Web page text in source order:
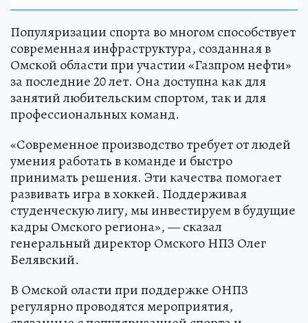
Популяризации спорта во многом способствует
современная инфраструктура, созданная в
Омской области при участии «Газпром нефти»
за последние 20 лет. Она доступна как для
занятий любительским спортом, так и для
профессиональных команд.
«Современное производство требует от людей
умения работать в команде и быстро
принимать решения. Эти качества помогает
развивать игра в хоккей. Поддерживая
студенческую лигу, мы инвестируем в будущие
кадры Омского региона», — сказал
генеральный директор Омского НПЗ Олег
Белявский.
В Омской оласти при поддержке ОНПЗ
регулярно проводятся мероприятия,